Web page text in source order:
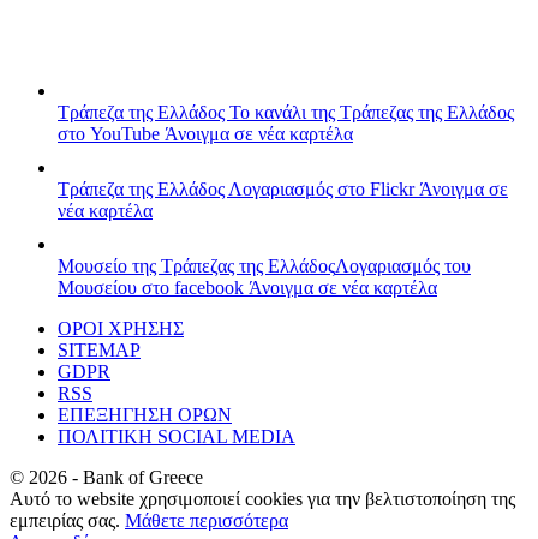
Τράπεζα της Ελλάδος Το κανάλι της Τράπεζας της Ελλάδος
στο YouTube Άνοιγμα σε νέα καρτέλα
Τράπεζα της Ελλάδος Λογαριασμός στο FlickrΆνοιγμα σε
νέα καρτέλα
Μουσείο της Τράπεζας της ΕλλάδοςΛογαριασμός του
Μουσείου στο facebook Άνοιγμα σε νέα καρτέλα
ΟΡΟΙ ΧΡΗΣΗΣ
SITEMAP
GDPR
RSS
ΕΠΕΞΗΓΗΣΗ ΟΡΩΝ
ΠΟΛΙΤΙΚΗ SOCIAL MEDIA
© 2026 - Bank of Greece
Αυτό το website χρησιμοποιεί cookies για την βελτιστοποίηση της
εμπειρίας σας. Μάθετε περισσότερα